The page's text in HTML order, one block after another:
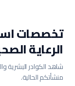
تخصصات
الرعاية
شاهد الكوادر البشرية
منشأتكم الحالية.